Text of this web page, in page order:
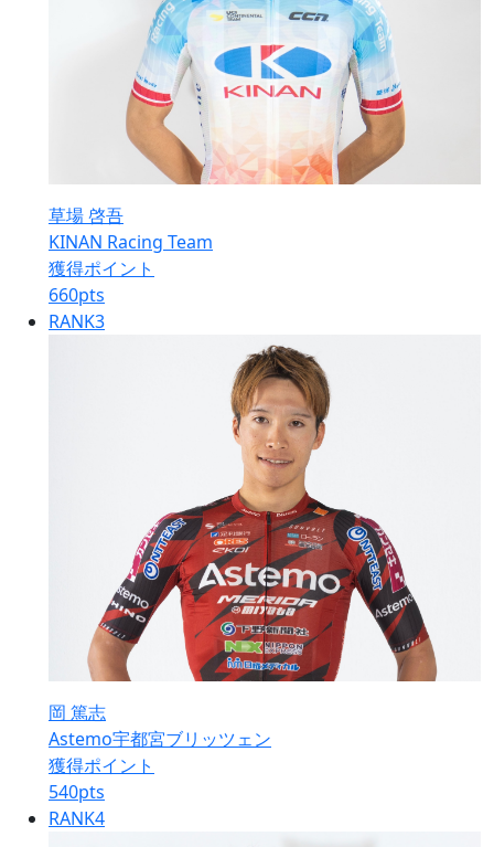
草場 啓吾
KINAN Racing Team
獲得ポイント
660pts
RANK3
岡 篤志
Astemo宇都宮ブリッツェン
獲得ポイント
540pts
RANK4